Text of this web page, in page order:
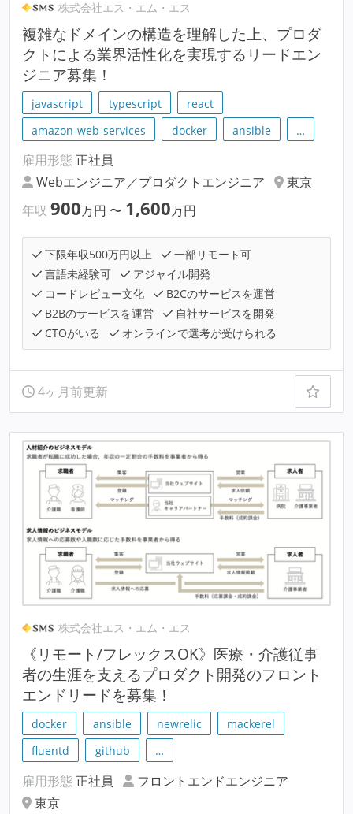
株式会社エス・エム・エス
複雑なドメインの構造を理解した上、プロダ
クトによる業界活性化を実現するリードエン
ジニア募集！
javascript typescript
react
amazon-web-services
docker ansible …
雇用形態 正社員
Webエンジニア／プロダクトエンジニア
東京
年収 900万円 〜 1,600万円
下限年収500万円以上
一部リモート可
言語未経験可
アジャイル開発
コードレビュー文化
B2Cのサービスを運営
B2Bのサービスを運営
自社サービスを開発
CTOがいる
オンラインで選考が受けられる
4ヶ月前更新
株式会社エス・エム・エス
《リモート/フレックスOK》医療・介護従事
者の生涯を支えるプロダクト開発のフロント
エンドリードを募集！
docker ansible newrelic
mackerel
fluentd
github …
雇用形態 正社員
フロントエンドエンジニア
東京